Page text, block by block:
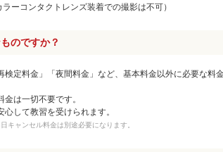
ーコンタクトレンズ装着での撮影は不可）
のですか？
検定料金」「夜間料金」など、基本料金以外に必要な料
は一切不要です。
して教習を受けられます。
キャンセル料金は別途必要になります。